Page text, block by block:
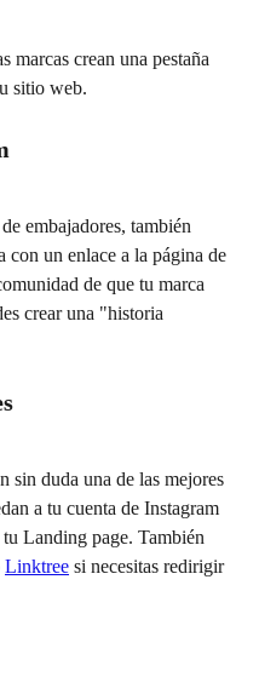
marcas crean una pestaña
sitio web.
embajadores, también
con un enlace a la página de
de que tu marca
crear una "historia
sin duda una de las mejores
a tu cuenta de Instagram
Landing page. También
Linktree si necesitas redirigir